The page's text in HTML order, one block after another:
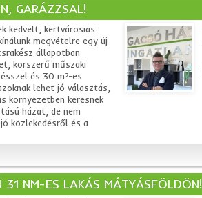
GARÁZZSAL!
kedvelt, kertvárosias
megvételre egy új
állapotban
korszerű műszaki
és 30 m²-es
lehet jó választás,
környezetben keresnek
házat, de nem
közlekedésről és a
31 NM-ES LAKÁS MÁTYÁSFÖLDÖN!